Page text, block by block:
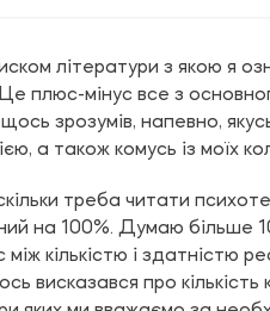
літератури з якою я
плюс-мінус все з
зрозумів, напевно,
а також комусь із моїх
треба читати
на 100%. Думаю більше
кількістю і здатністю
висказався про кількість